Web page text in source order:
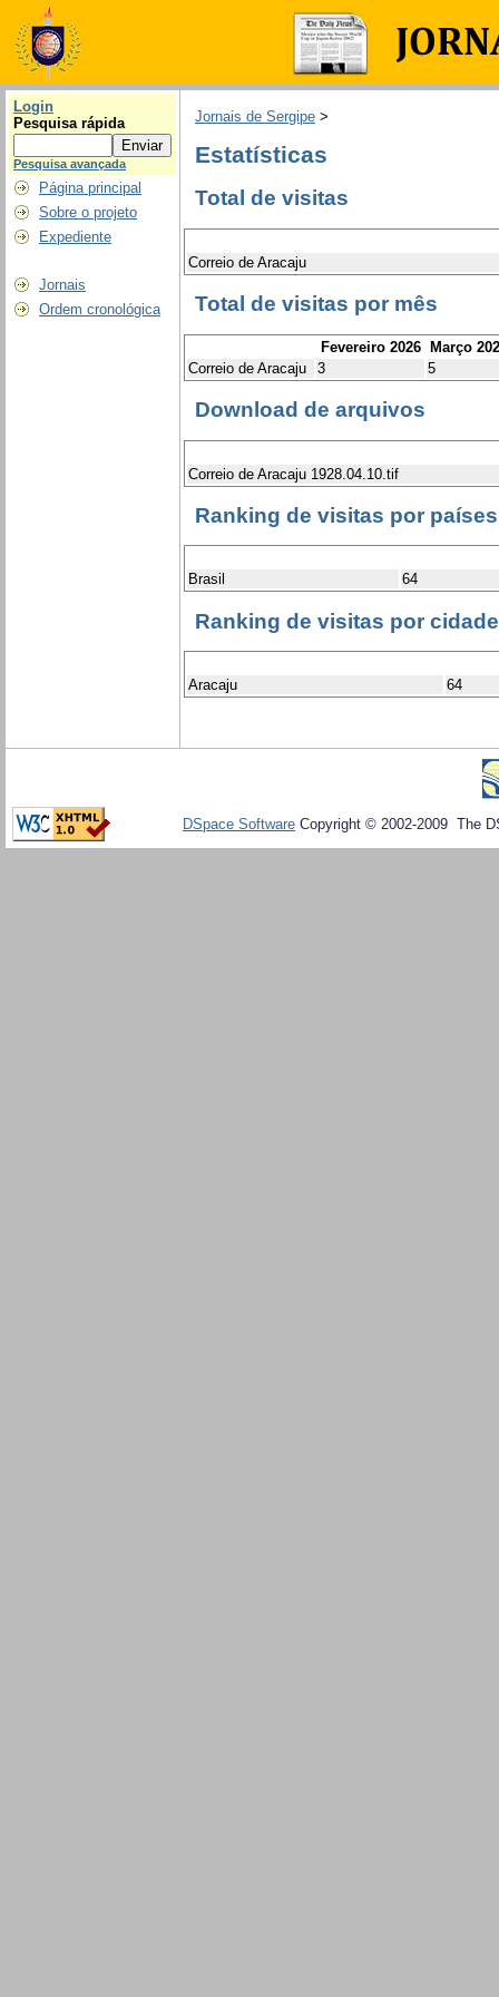
Login
Pesquisa rápida
Pesquisa avançada
Página principal
Sobre o projeto
Expediente
Jornais
Ordem cronológica
Jornais de Sergipe >
Estatísticas
Total de visitas
Correio de Aracaju
Total de visitas por mês
Fevereiro 2026 Março
Correio de Aracaju
3 5
Download de arquivos
Correio de Aracaju 1928.04.10.tif
Ranking de visitas por países
Brasil 64
Ranking de visitas por
Aracaju 64
DSpace Software Copyright © 2002-2009 The